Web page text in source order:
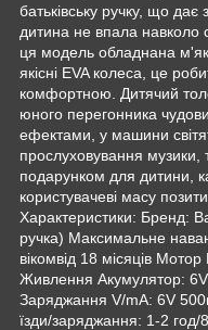
батьківську ручку, що
дитина не впала навколо
ця модель обладнана
якісні EVA колеса, це
комфортною. Дитячий
юного перегонника
ефектами, у машини
прослуховування
подарунком для дитини,
користувачеві масу
Характеристики: Бренд:
ручка) Максимальне
вікомвід 18 місяців
Живлення Акумулятор: 6V
Заряджання V/mA: 6V
їзди/заряджання: 1-2 год/